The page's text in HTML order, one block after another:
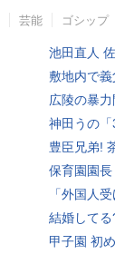
芸能 ゴシップ
池田直人
敷地内で
広陵の暴
神田うの
豊臣兄弟!
保育園園
「外国人
結婚して
甲子園 初